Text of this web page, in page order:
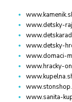
www.detsky-
www.detsky-
www.domaci-
www.hracky-
www.sanita-